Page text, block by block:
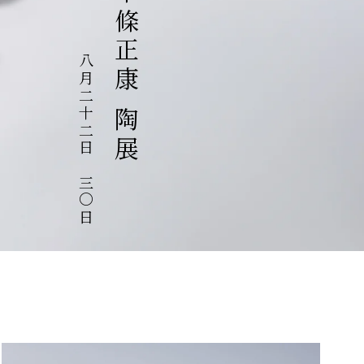
中條正康 陶展
八月二十二日～三〇日